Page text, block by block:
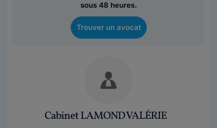
sous 48 heures.
Trouver un avocat
Cabinet LAMOND VALÉRIE